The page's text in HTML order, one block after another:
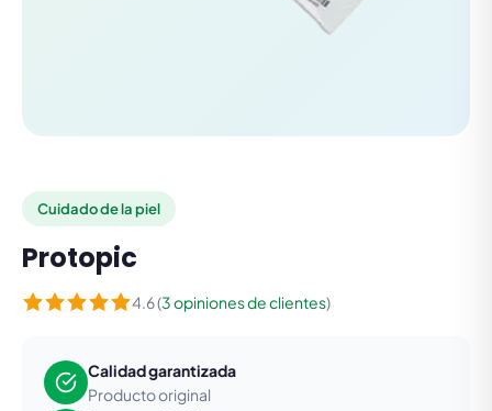
Cuidado de la piel
Protopic
4.6 (3 opiniones de clientes)
Calidad garantizada
Producto original